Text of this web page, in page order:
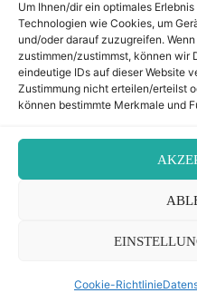
Um Ihnen/dir ein optimales
Technologien wie Cookies, um
und/oder darauf zuzugreifen.
zustimmen/zustimmst, können wir
eindeutige IDs auf dieser Website
Zustimmung nicht erteilen/erteilst
können bestimmte Merkmale und
Cookie-Richtlinie
©2026 Der
Kontakt
Cookie-